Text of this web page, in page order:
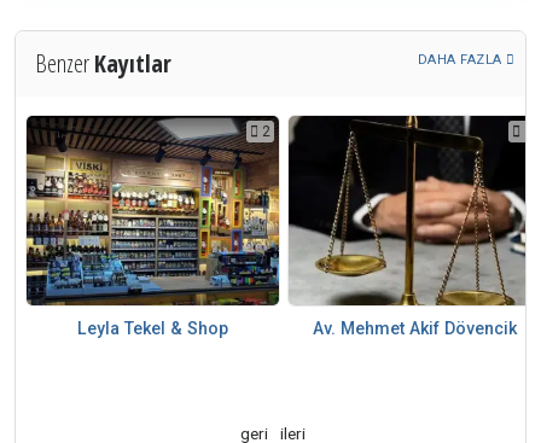
BenzerKayıtlar DAHA FAZLA
2
Leyla Tekel & Shop Av. Mehmet Akif Dövencik
geri ileri